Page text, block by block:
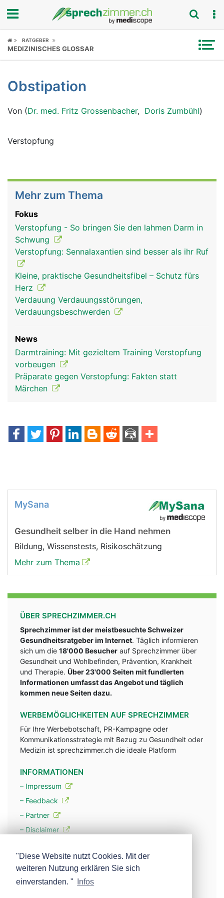
Fokus
Symptome
Untersuchungen
News
RATGEBER
MEDIZINISCHES GLOSSAR
Obstipation
Von (Dr. med. Fritz Grossenbacher, Doris Zumbühl)
Verstopfung
Mehr zum Thema
Fokus
Verstopfung - So bringen Sie den lahmen Darm in
Schwung
Verstopfung: Sennalaxantien sind besser als ihr Ruf
Kleine, praktische Gesundheitsfibel – Schutz fürs
Herz
Verdauung Verdauungsstörungen,
Verdauungsbeschwerden
News
Darmtraining: Mit gezieltem Training Verstopfung
vorbeugen
Präparate gegen Verstopfung: Fakten statt
Märchen
MySana
Gesundheit selber in die Hand nehmen
Bildung, Wissenstests, Risikoschätzung
Mehr zum Thema
ÜBER SPRECHZIMMER.CH
Sprechzimmer ist der meistbesuchte Schweizer
Gesundheitsratgeber im Internet. Täglich informieren
sich um die 18'000 Besucher auf Sprechzimmer über
Gesundheit und Wohlbefinden, Prävention, Krankheit
und Therapie. Über 23'000 Seiten mit fundlerten
Informationen umfasst das Angebot und täglich
kommen neue Seiten dazu.
WERBEMÖGLICHKEITEN AUF SPRECHZIMMER
Für Ihre Werbebotschaft, PR-Kampagne oder
Kommunikationsstrategie mit Bezug zu Gesundheit oder
Medizin ist sprechzimmer.ch die ideale Platform
INFORMATIONEN
– Impressum
– Feedback
– Partner
– Disclaimer
– Werbung
– Mehr über unsere Experten
"Diese Website nutzt Cookies. Mit der
weiteren Nutzung erklären Sie sich
einverstanden. "
Infos